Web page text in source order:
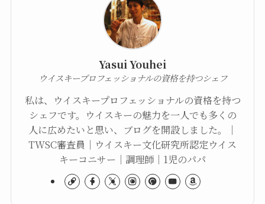
Yasui Youhei
ウイスキープロフェッショナルの資格を持つシェフ
私は、ウイスキープロフェッショナルの資格を持つ
シェフです。ウイスキーの魅力を一人でも多くの
人に広めたいと思い、ブログを開設しました。｜
TWSC審査員｜ウイスキー文化研究所認定ウイス
キーコニサー｜調理師｜1児のパパ